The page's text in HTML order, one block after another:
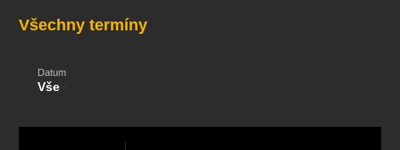
Všechny termíny
Datum
Vše
skupovaplzeň2026